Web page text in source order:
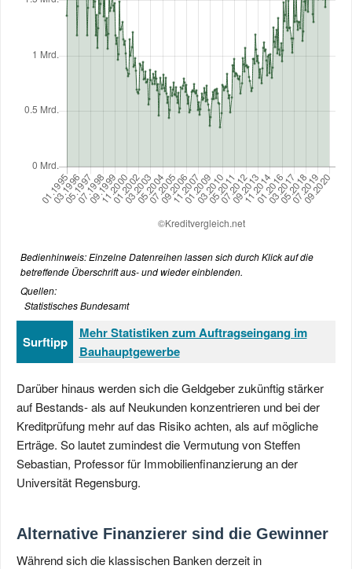
Bedienhinweis: Einzelne Datenreihen lassen sich durch Klick auf die
betreffende Überschrift aus- und wieder einblenden.
Quellen:
Statistisches Bundesamt
Surftipp
Mehr Statistiken zum Auftragseingang im
Bauhauptgewerbe
Darüber hinaus werden sich die Geldgeber zukünftig stärker
auf Bestands- als auf Neukunden konzentrieren und bei der
Kreditprüfung mehr auf das Risiko achten, als auf mögliche
Erträge. So lautet zumindest die Vermutung von Steffen
Sebastian, Professor für Immobilienfinanzierung an der
Universität Regensburg.
Alternative Finanzierer sind die Gewinner
Während sich die klassischen Banken derzeit in